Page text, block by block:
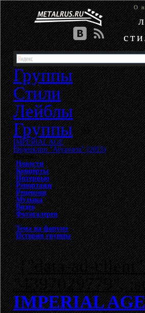
О
Группы
Стили
Лейблы
Группы»
IMPERIAL AGE»
Видеоклип "Aryavarta" (2015)
Группа
Новости
Концерты
Интервью
Репортажи
Рецензии
Музыка
Видео
Фотогалерея
Тема на форуме
История группы
{"data-ad-
"4397029779",
IMPERIAL AGE